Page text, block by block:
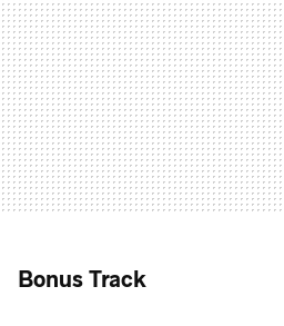
Bonus Track